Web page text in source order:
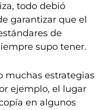
todo debió
garantizar que el
de
supo tener.
muchas estrategias
ejemplo, el lugar
en algunos